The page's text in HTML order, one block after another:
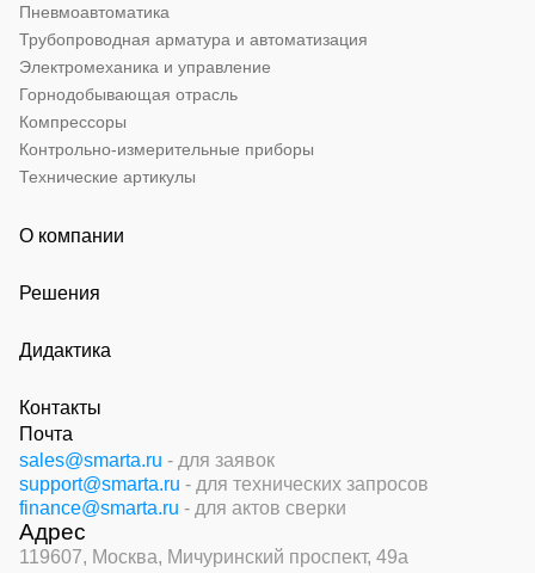
Пневмоавтоматика
Трубопроводная арматура и автоматизация
Электромеханика и управление
Горнодобывающая отрасль
Компрессоры
Контрольно-измерительные приборы
Технические артикулы
О компании
Решения
Дидактика
Контакты
Почта
sales@smarta.ru - для заявок
support@smarta.ru - для технических запросов
finance@smarta.ru - для актов сверки
Адрес
119607, Москва, Мичуринский проспект, 49а